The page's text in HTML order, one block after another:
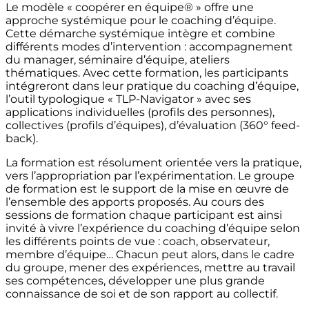
Le modèle « coopérer en équipe® » offre une
approche systémique pour le coaching d’équipe.
Cette démarche systémique intègre et combine
différents modes d’intervention : accompagnement
du manager, séminaire d’équipe, ateliers
thématiques. Avec cette formation, les participants
intégreront dans leur pratique du coaching d’équipe,
l’outil typologique « TLP-Navigator » avec ses
applications individuelles (profils des personnes),
collectives (profils d’équipes), d’évaluation (360° feed-
back).
La formation est résolument orientée vers la pratique,
vers l’appropriation par l’expérimentation. Le groupe
de formation est le support de la mise en œuvre de
l’ensemble des apports proposés. Au cours des
sessions de formation chaque participant est ainsi
invité à vivre l’expérience du coaching d’équipe selon
les différents points de vue : coach, observateur,
membre d’équipe… Chacun peut alors, dans le cadre
du groupe, mener des expériences, mettre au travail
ses compétences, développer une plus grande
connaissance de soi et de son rapport au collectif.